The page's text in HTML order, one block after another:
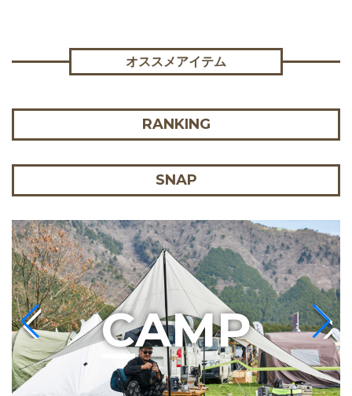
オススメアイテム
RANKING
SNAP
CAMP